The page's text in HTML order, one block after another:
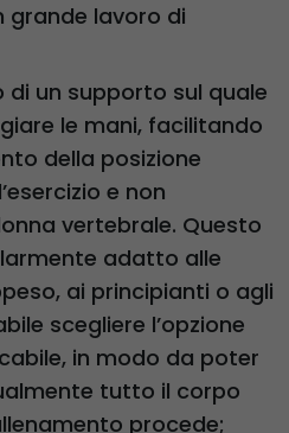
grande lavoro di
un supporto sul quale
le mani, facilitando
della posizione
e non
vertebrale. Questo
adatto alle
ai principianti o agli
scegliere l’opzione
in modo da poter
tutto il corpo
procede;